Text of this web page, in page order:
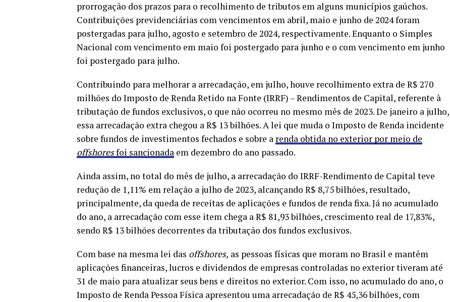
prorrogação dos prazos para o recolhimento de tributos em alguns municípios gaúchos.
Contribuições previdenciárias com vencimentos em abril, maio e junho de 2024 foram
postergadas para julho, agosto e setembro de 2024, respectivamente. Enquanto o Simples
Nacional com vencimento em maio foi postergado para junho e o com vencimento em junho
foi postergado para julho.
Contribuindo para melhorar a arrecadação, em julho, houve recolhimento extra de R$ 270
milhões do Imposto de Renda Retido na Fonte (IRRF) – Rendimentos de Capital, referente à
tributação de fundos exclusivos, o que não ocorreu no mesmo mês de 2023. De janeiro a julho,
essa arrecadação extra chegou a R$ 13 bilhões. A lei que muda o Imposto de Renda incidente
sobre fundos de investimentos fechados e sobre a renda obtida no exterior por meio de
offshoresfoi sancionada em dezembro do ano passado.
Ainda assim, no total do mês de julho, a arrecadação do IRRF-Rendimento de Capital teve
redução de 1,11% em relação a julho de 2023, alcançando R$ 8,75 bilhões, resultado,
principalmente, da queda de receitas de aplicações e fundos de renda fixa. Já no acumulado
do ano, a arrecadação com esse item chega a R$ 81,93 bilhões, crescimento real de 17,83%,
sendo R$ 13 bilhões decorrentes da tributação dos fundos exclusivos.
Com base na mesma lei das offshores, as pessoas físicas que moram no Brasil e mantêm
aplicações financeiras, lucros e dividendos de empresas controladas no exterior tiveram até
31 de maio para atualizar seus bens e direitos no exterior. Com isso, no acumulado do ano, o
Imposto de Renda Pessoa Física apresentou uma arrecadação de R$ 45,36 bilhões, com